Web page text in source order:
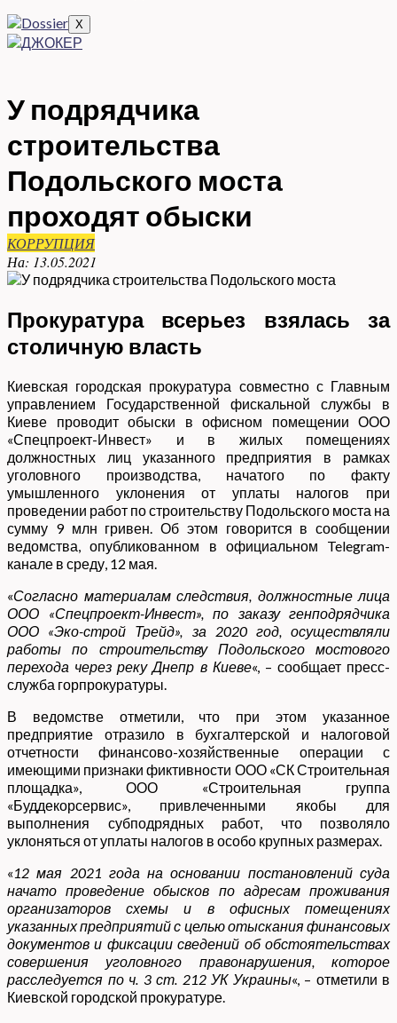
X
У подрядчика
строительства
Подольского моста
проходят обыски
КОРРУПЦИЯ
На: 13.05.2021
Прокуратура всерьез взялась за
столичную власть
Киевская городская прокуратура совместно с Главным
управлением Государственной фискальной службы в
Киеве проводит обыски в офисном помещении ООО
«Спецпроект-Инвест» и в жилых помещениях
должностных лиц указанного предприятия в рамках
уголовного производства, начатого по факту
умышленного уклонения от уплаты налогов при
проведении работ по строительству Подольского моста на
сумму 9 млн гривен. Об этом говорится в сообщении
ведомства, опубликованном в официальном Telegram-
канале в среду, 12 мая.
«Согласно материалам следствия, должностные лица
ООО «Спецпроект-Инвест», по заказу генподрядчика
ООО «Эко-строй Трейд», за 2020 год, осуществляли
работы по строительству Подольского мостового
перехода через реку Днепр в Киеве«, – сообщает пресс-
служба горпрокуратуры.
В ведомстве отметили, что при этом указанное
предприятие отразило в бухгалтерской и налоговой
отчетности финансово-хозяйственные операции с
имеющими признаки фиктивности ООО «СК Строительная
площадка», ООО «Строительная группа
«Буддекорсервис», привлеченными якобы для
выполнения субподрядных работ, что позволяло
уклоняться от уплаты налогов в особо крупных размерах.
«12 мая 2021 года на основании постановлений суда
начато проведение обысков по адресам проживания
организаторов схемы и в офисных помещениях
указанных предприятий с целью отыскания финансовых
документов и фиксации сведений об обстоятельствах
совершения уголовного правонарушения, которое
расследуется по ч. 3 ст. 212 УК Украины«, – отметили в
Киевской городской прокуратуре.